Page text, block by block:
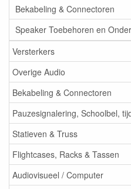
Bekabeling & Connectoren
Speaker Toebehoren en
Versterkers
Overige Audio
Bekabeling & Connectoren
Pauzesignalering, Schoolbel,
Statieven & Truss
Flightcases, Racks & Tassen
Audiovisueel / Computer